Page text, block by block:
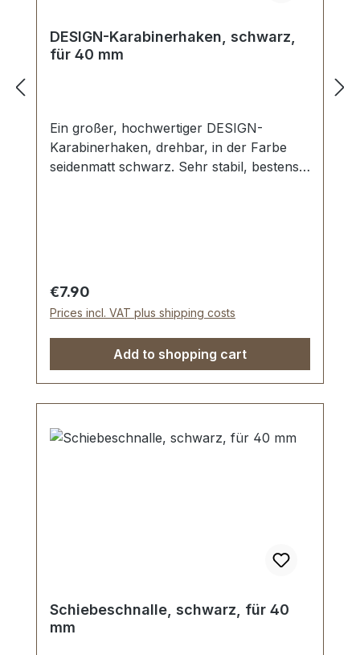
DESIGN-Karabinerhaken, schwarz,
für 40 mm
Ein großer, hochwertiger DESIGN-
Karabinerhaken, drehbar, in der Farbe
seidenmatt schwarz. Sehr stabil, bestens
Regular price:
€7.90
Prices incl. VAT plus shipping costs
Add to shopping cart
Schiebeschnalle, schwarz, für 40
mm